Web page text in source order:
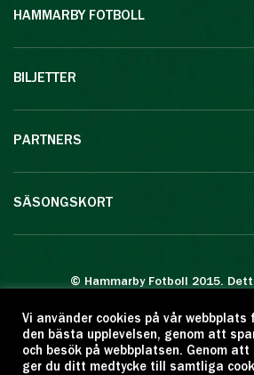
HAMMARBY FOTBOLL
BILJETTER
PARTNERS
SÄSONGSKORT
© Hammarby Fotboll 2015.
Eftertryck eller annan
Citera oss gärna men
www.hammarbyfotboll.se.
Vi använder cookies på vår
den bästa upplevelsen, genom att
och besök på webbplatsen. Genom
ger du ditt medtycke till samtliga